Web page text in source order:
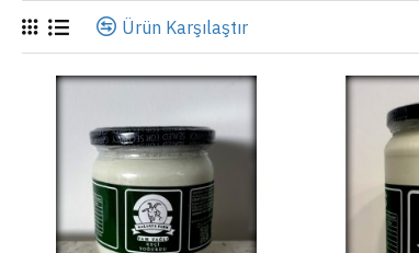
Ürün Karşılaştır